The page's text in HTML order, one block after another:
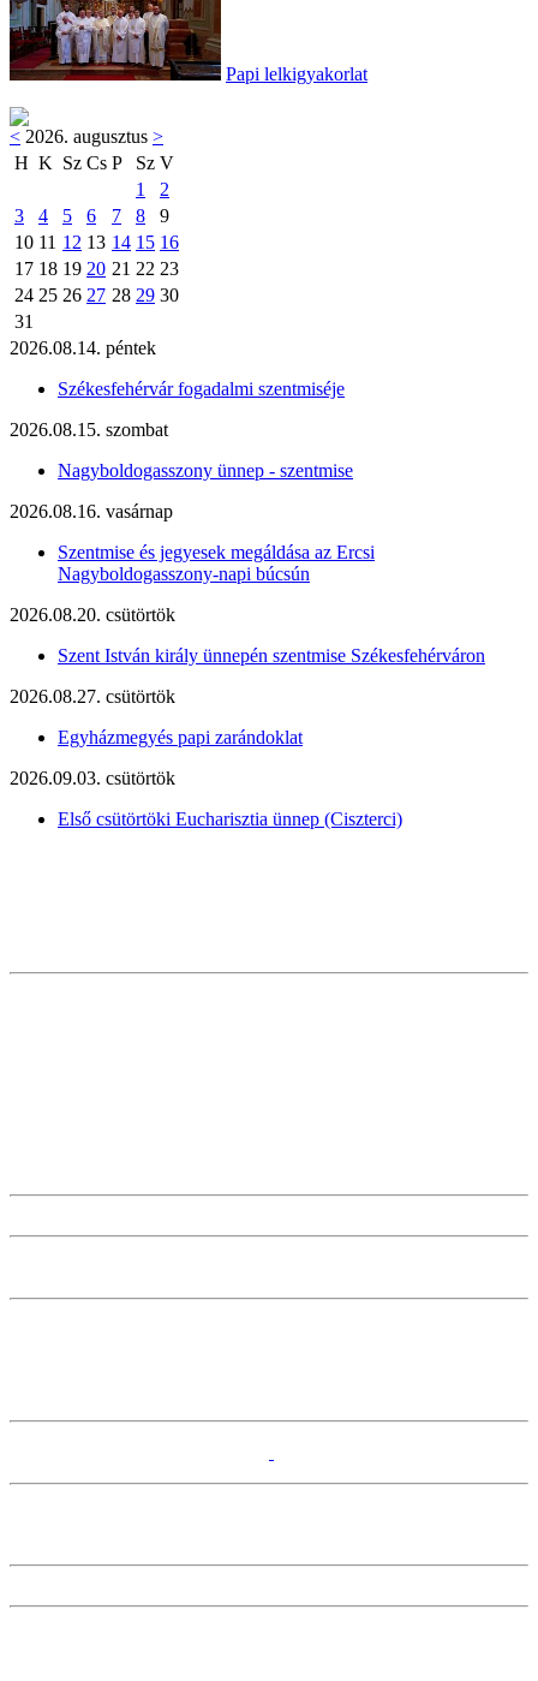
Papi lelkigyakorlat
< 2026. augusztus >
H K Sz Cs P Sz V
1
2
3
4 5 6 7 8
9
10 11 12 13 14 15 16
17 18 19 20 21 22 23
24 25 26 27 28 29 30
31
2026.08.14. péntek
Székesfehérvár fogadalmi szentmiséje
2026.08.15. szombat
Nagyboldogasszony ünnep - szentmise
2026.08.16. vasárnap
Szentmise és jegyesek megáldása az Ercsi
Nagyboldogasszony-napi búcsún
2026.08.20. csütörtök
Szent István király ünnepén szentmise Székesfehérváron
2026.08.27. csütörtök
Egyházmegyés papi zarándoklat
2026.09.03. csütörtök
Első csütörtöki Eucharisztia ünnep (Ciszterci)